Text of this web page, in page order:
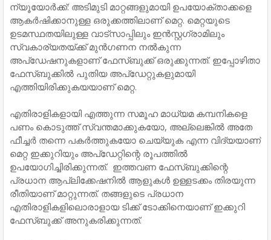
ന്യൂയോര്‍ക്ക്: അടിമുടി മാറ്റങ്ങളുമായി ഉപയോക്താക്കളെ
ആകര്‍ഷിക്കാനുള്ള ഒരുക്കത്തിലാണ് മെറ്റ. മെറ്റയുടെ
ഉടമസ്ഥതയിലുള്ള വാട്സാപ്പിലും ഇന്‍സ്റ്റഗ്രാമിലും
സ്വകാര്യതയ്ക്ക് മുന്‍ഗണന നല്‍കുന്ന
അപ്ഡേഷനുകളാണ് ഫേസ്ബുക്ക് ഒരുക്കുന്നത്. ഇപ്പോഴിതാ
ഫേസ്ബുക്കില്‍ പുതിയ അപ്ഡേറ്റുകളുമായി
എത്തിയിരിക്കുകയയാണ് മെറ്റ.
എതിരാളികളായി എത്തുന്ന സമൂഹ മാധ്യമ കമ്പനികളെ
പണം കൊടുത്ത് സ്വന്തമാക്കുകയോ, അല്ലെങ്കില്‍ അതേ
ഫീച്ചര്‍ തന്നെ പകര്‍ത്തുകയോ ചെയ്യുക എന്ന വിദ്യയാണ്
മെറ്റ ഇക്കുറിയും അപ്ഡേറ്റിന്റെ രൂപത്തില്‍
ഉപയോഗിച്ചിരിക്കുന്നത്. ഇത്തവണ ഫേസ്ബുക്കിന്റെ
പ്രധാന ആപ്ലിക്കേഷനില്‍ ആളുകള്‍ ഉള്ളടക്കം തിരയുന്ന
രീതിയാണ് മാറ്റുന്നത്. തങ്ങളുടെ പ്രധാന
എതിരാളികളിലൊരാളായ ടിക്ക് ടോക്കിനെയാണ് ഇക്കുറി
ഫേസ്ബുക്ക് അനുകരിക്കുന്നത്.